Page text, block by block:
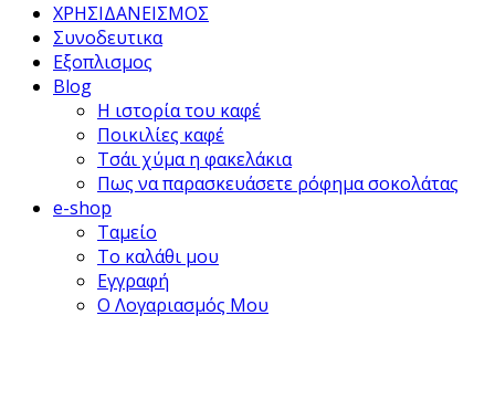
ΧΡΗΣΙΔΑΝΕΙΣΜΟΣ
Συνοδευτικα
Εξοπλισμος
Blog
Η ιστορία του καφέ
Ποικιλίες καφέ
Τσάι χύμα η φακελάκια
Πως να παρασκευάσετε ρόφημα σοκολάτας
e-shop
Ταμείο
Το καλάθι μου
Εγγραφή
Ο Λογαριασμός Μου